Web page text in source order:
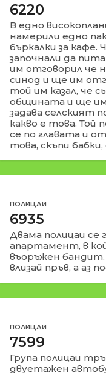
6220
В едно
намерили едно
бъркалки за кафе.
започнали да
им отговорил че
синод и ще им
той им казал, че
общината и ще
задава селският
какво е това. Той
се по главата и
това, скъпи
ПОЛИЦАИ
6935
Двама полицаи
апартамент, в
въоръжен бандит.
влизай пръв, а аз
ПОЛИЦАИ
7599
Група полицаи
двуетажен